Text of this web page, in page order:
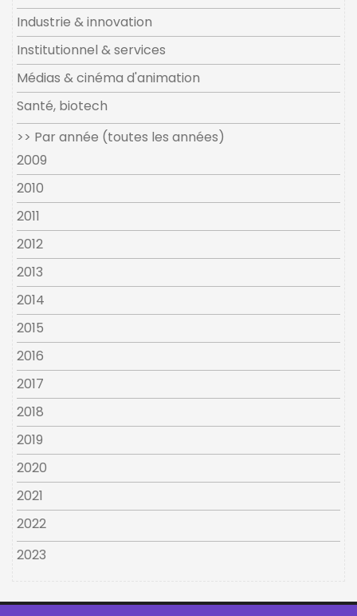
Industrie & innovation
Institutionnel & services
Médias & cinéma d'animation
Santé, biotech
>> Par année (toutes les années)
2009
2010
2011
2012
2013
2014
2015
2016
2017
2018
2019
2020
2021
2022
2023